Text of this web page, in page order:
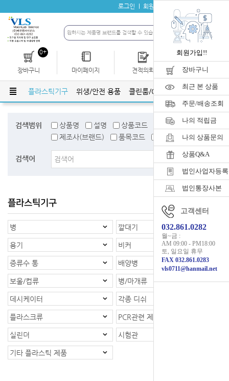
로그인 회원가입
0+
장바구니 마이페이지 견적의뢰 개인결제
기구 플라스틱기구 위생/안전 용품 클린룸/GMP관련용품 생명과학
검색범위 상품명 설명 상품코드
검색어태그
제조사(브랜드)
품목코드 품목명
검색어
플라스틱기구
병 깔대기
용기 비커
증류수 통 배양병
보울/컵류 병/마개류
데시케이터 각종 디쉬
플라스크류 PCR관련 제품
실린더 시험관
기타 플라스틱 제품
회원가입!!
장바구니
최근 본 상품
주문/배송조회
나의 적립금
나의 상품문의
상품Q&A
법인사업자등
법인통장사본
고객센터
032.861.0282
월~금 :
AM 09:00 - PM18:00
토, 일요일 휴무
FAX 032.861.0283
vls0711@hanmail.net